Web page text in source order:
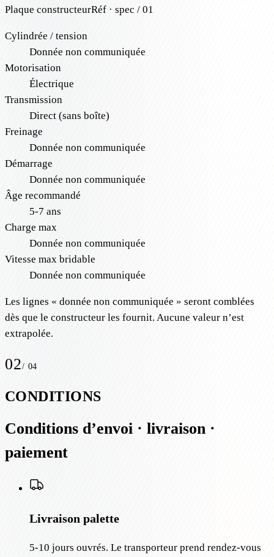
Plaque constructeurRéf · spec / 01
Cylindrée / tension
Donnée non communiquée
Motorisation
Électrique
Transmission
Direct (sans boîte)
Freinage
Donnée non communiquée
Démarrage
Donnée non communiquée
Âge recommandé
5-7 ans
Charge max
Donnée non communiquée
Vitesse max bridable
Donnée non communiquée
Les lignes « donnée non communiquée » seront comblées
dès que le constructeur les fournit. Aucune valeur n’est
extrapolée.
02/ 04
CONDITIONS
Conditions d’envoi · livraison ·
paiement
Livraison palette
5-10 jours ouvrés. Le transporteur prend rendez-vous